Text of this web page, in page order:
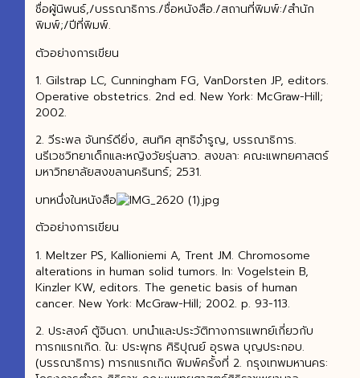
ชื่อผู้นิพนธ์,/บรรณาธิการ./ชื่อหนังสือ./สถานที่พิมพ์:/สำนัก
พิมพ์;/ปีที่พิมพ์.
ตัวอย่างการเขียน
1. Gilstrap LC, Cunningham FG, VanDorsten JP, editors.
Operative obstetrics. 2nd ed. New York: McGraw-Hill;
2002.
2. วีระพล จันทร์ดียิ่ง, สนทิศ สุทธิจำรูญ, บรรณาธิการ.
นรีเวชวิทยาเด็กและหญิงวัยรุ่นสาว. สงขลา: คณะแพทยศาสตร์
มหาวิทยาลัยสงขลานครินทร์; 2531.
บทหนึ่งในหนังสือ
ตัวอย่างการเขียน
1. Meltzer PS, Kallioniemi A, Trent JM. Chromosome
alterations in human solid tumors. In: Vogelstein B,
Kinzler KW, editors. The genetic basis of human
cancer. New York: McGraw-Hill; 2002. p. 93-113.
2. ประสงค์ ตู้จินดา. บทนำและประวัติทางการแพทย์เกี่ยวกับ
ทารกแรกเกิด. ใน: ประพุทธ ศิริปุณย์ อุรพล บุญประกอบ.
(บรรณาธิการ) ทารกแรกเกิด พิมพ์ครั้งที่ 2. กรุงเทพมหานคร: